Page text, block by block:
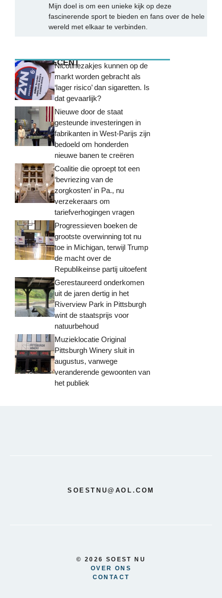
Mijn doel is om een unieke kijk op deze
fascinerende sport te bieden en fans over de hele
wereld met elkaar te verbinden.
MEEST RECENTNicotinezakjes kunnen op de
markt worden gebracht als
‘lager risico’ dan sigaretten. Is
dat gevaarlijk?
Nieuwe door de staat
gesteunde investeringen in
fabrikanten in West-Parijs zijn
bedoeld om honderden
nieuwe banen te creëren
Coalitie die oproept tot een
‘bevriezing van de
zorgkosten’ in Pa., nu
verzekeraars om
tariefverhogingen vragen
Progressieven boeken de
grootste overwinning tot nu
toe in Michigan, terwijl Trump
de macht over de
Republikeinse partij uitoefent
Gerestaureerd onderkomen
uit de jaren dertig in het
Riverview Park in Pittsburgh
wint de staatsprijs voor
natuurbehoud
Muzieklocatie Original
Pittsburgh Winery sluit in
augustus, vanwege
veranderende gewoonten van
het publiek
SOESTNU@AOL.COM
© 2026 SOEST NU
OVER ONS
CONTACT